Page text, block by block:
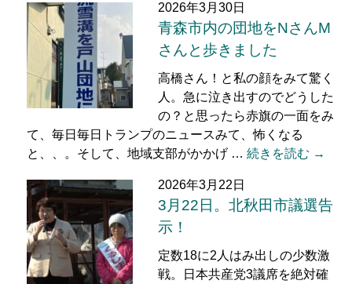
2026年3月30日
青森市内の団地をNさんM
さんと歩きました
高橋さん！と私の顔をみて驚く
人。急に泣き出すのでどうした
の？と思ったら赤旗の一面をみ
て、毎日毎日トランプのニュースみて、怖くなる
と、、。そして、地域支部がかかげ … 続きを読む →
2026年3月22日
3月22日。北秋田市議選告
示！
定数18に2人はみ出しの少数激
戦。日本共産党3議席を絶対確